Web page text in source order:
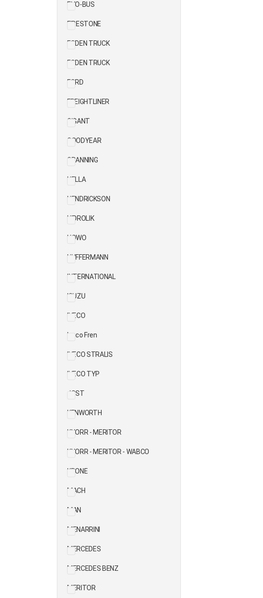
EVO-BUS
FIRESTONE
FODEN TRUCK
FODEN TRUCK
FORD
FREIGHTLINER
GIGANT
GOODYEAR
GRANNING
HELLA
HENDRICKSON
HIDROLIK
HOWO
HUFFERMANN
INTERNATIONAL
ISUZU
IVECO
Iveco Fren
IVECO STRALIS
IVECO TYP
JOST
KENWORTH
KNORR - MERITOR
KNORR - MERITOR - WABCO
KRONE
MACH
MAN
MENARRINI
MERCEDES
MERCEDES BENZ
MERITOR